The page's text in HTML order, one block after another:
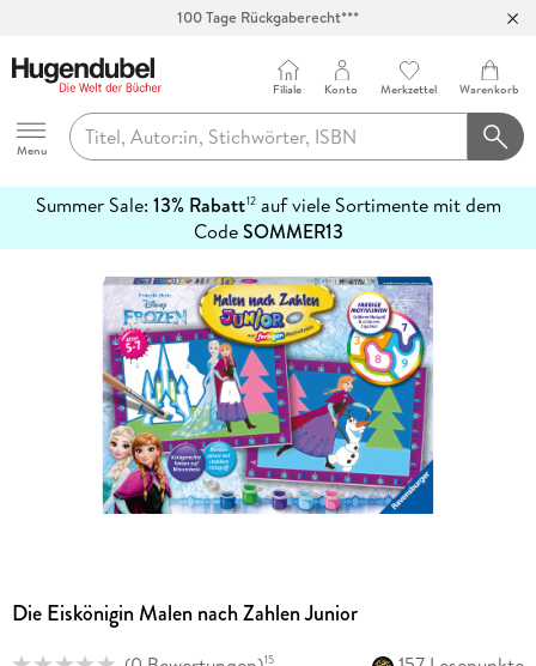
Hugendubel
Menu
Filiale Konto Merkzettel Warenkorb
Summer Sale: 13% Rabatt12auf viele Sortimente mit dem
CodeSOMMER13
erfahren
Die Eiskönigin Malen nach Zahlen Junior
15